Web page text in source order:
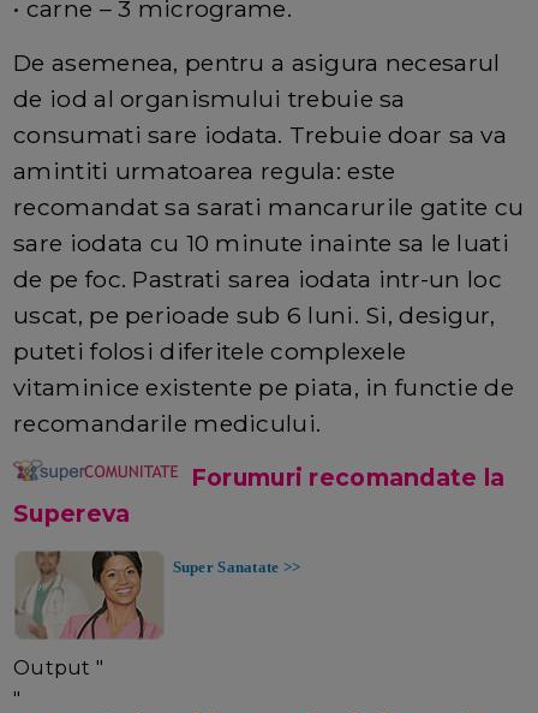
• carne – 3 micrograme.
De asemenea, pentru a asigura necesarul
de iod al organismului trebuie sa
consumati sare iodata. Trebuie doar sa va
amintiti urmatoarea regula: este
recomandat sa sarati mancarurile gatite cu
sare iodata cu 10 minute inainte sa le luati
de pe foc. Pastrati sarea iodata intr-un loc
uscat, pe perioade sub 6 luni. Si, desigur,
puteti folosi diferitele complexele
vitaminice existente pe piata, in functie de
recomandarile medicului.
Forumuri recomandate la
Supereva
Super Sanatate >>
Output "
"